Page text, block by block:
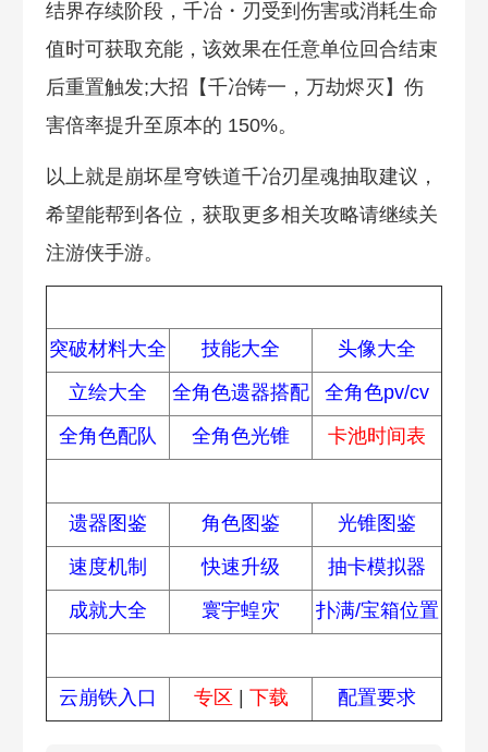
结界存续阶段，千冶・刃受到伤害或消耗生命
值时可获取充能，该效果在任意单位回合结束
后重置触发;大招【千冶铸一，万劫烬灭】伤
害倍率提升至原本的 150%。
以上就是崩坏星穹铁道千冶刃星魂抽取建议，
希望能帮到各位，获取更多相关攻略请继续关
注游侠手游。
突破材料大全 技能大全
头像大全
立绘大全
全角色遗器搭配
全角色pv/cv
全角色配队
全角色光锥 卡池时间表
遗器图鉴 角色图鉴
光锥图鉴
速度机制
快速升级
抽卡模拟器
成就大全
寰宇蝗灾 扑满/宝箱位置
云崩铁入口 专区 | 下载 配置要求